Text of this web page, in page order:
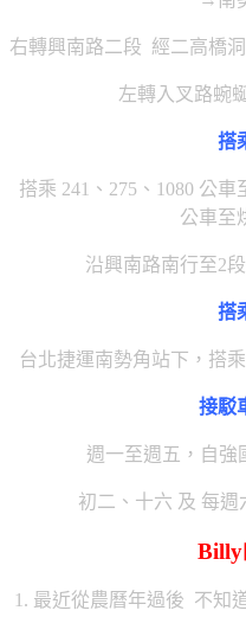
右轉興南路二段 經二高橋洞
左轉入叉路蜿
搭
搭乘 241、275、1080 公
公車至
沿興南路南行至2段
搭
台北捷運南勢角站下，搭
接駁
週一至週五，自強
初二、十六 及 每
Billy
1. 最近從農曆年過後 不知